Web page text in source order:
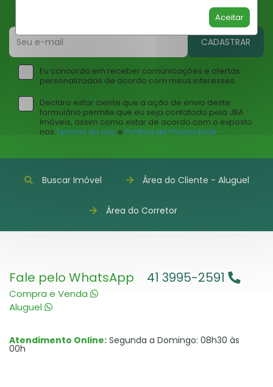
Aceitar
CADASTRAR
Eu concordo em receber comunicações e ofertas
personalizadas de acordo com meus interesses.
Declaro estar ciente que a ação de envio deste
formulário permite que eu seja contatado pela JBA
Imóveis, assim como estar de acordo com o exposto
nos Termos de uso e Política de Privacidade.
Buscar Imóvel Área do Cliente - Aluguel
Área do Corretor
Fale pelo WhatsApp
Compra e Venda
Aluguel
41 3995-2591
Atendimento Online: Segunda a Domingo: 08h30 às
00h